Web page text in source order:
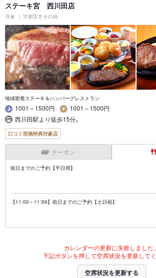
ステーキ宮 西川田店
洋食 宇都宮市その他
地域密着ステーキ＆ハンバーグレストラン
1001～1500円
1001～1500円
西川田駅より徒歩15分｡
口コミ投稿特典対象店
クーポン
前日までのご予約【平日用】
【11:00～11:59】前日までのご予約【土日祝】
カレンダーの更新に失敗しました。
下記ボタンを押して空席状況を更新してく
空席状況を更新する